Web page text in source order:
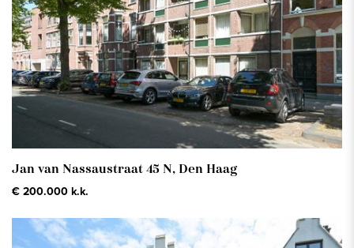
Jan van Nassaustraat 45 N, Den Haag
€ 200.000 k.k.